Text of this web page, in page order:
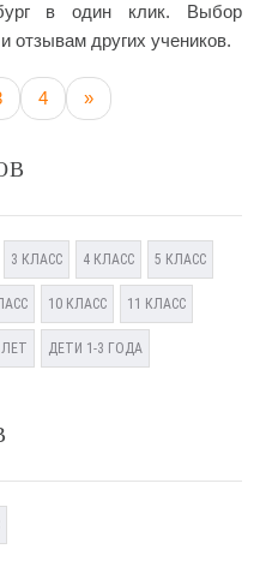
в один клик. Выбор
отзывам других учеников.
4 »
3 КЛАСС 4 КЛАСС 5 КЛАСС
10 КЛАСС 11 КЛАСС
ДЕТИ 1-3 ГОДА